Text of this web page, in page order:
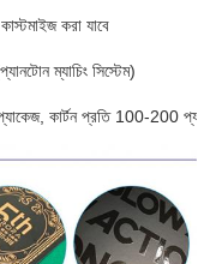
করা যাবে
ম্যাচিং সিস্টেম)
কার্টন প্রতি 100-200